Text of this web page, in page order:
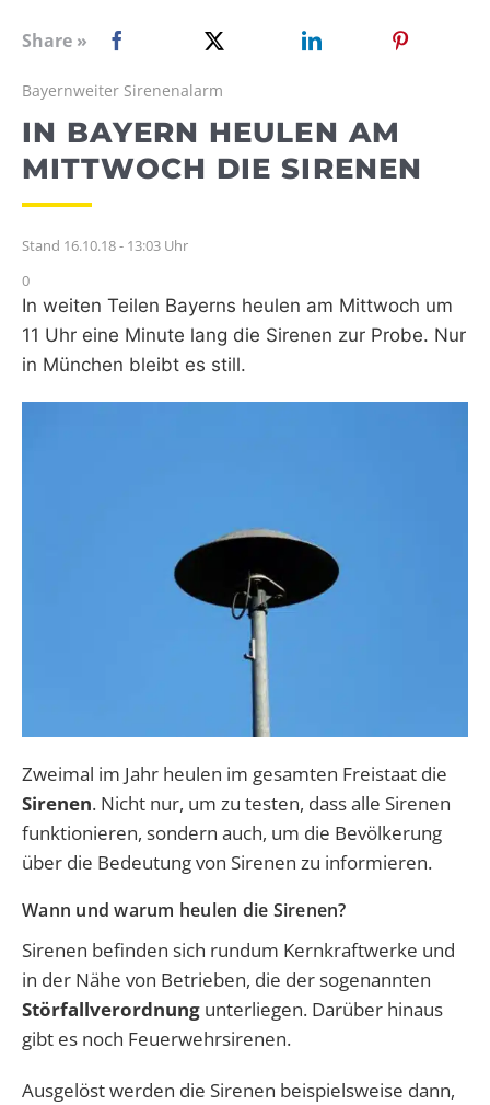
WEBRADIO
Share »
Bayernweiter Sirenenalarm
IN BAYERN HEULEN AM
MITTWOCH DIE SIRENEN
Stand 16.10.18 - 13:03 Uhr
0
In weiten Teilen Bayerns heulen am Mittwoch um
11 Uhr eine Minute lang die Sirenen zur Probe. Nur
in München bleibt es still.
Zweimal im Jahr heulen im gesamten Freistaat die
Sirenen. Nicht nur, um zu testen, dass alle Sirenen
funktionieren, sondern auch, um die Bevölkerung
über die Bedeutung von Sirenen zu informieren.
Wann und warum heulen die Sirenen?
Sirenen befinden sich rundum Kernkraftwerke und
in der Nähe von Betrieben, die der sogenannten
Störfallverordnung unterliegen. Darüber hinaus
gibt es noch Feuerwehrsirenen.
Ausgelöst werden die Sirenen beispielsweise dann,